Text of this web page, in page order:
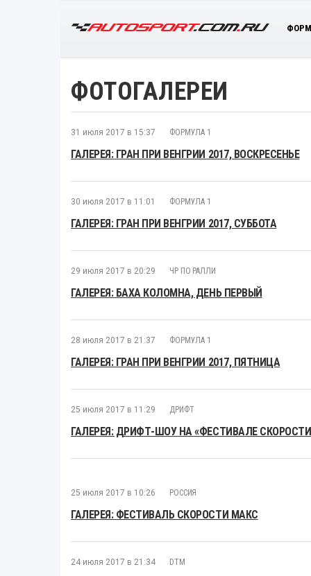
ФОТОГАЛЕРЕИ
31 июля 2017 в 15:37 ФОРМУЛА 1
ГАЛЕРЕЯ: ГРАН ПРИ ВЕНГРИИ 2017, ВОСКРЕСЕНЬЕ
30 июля 2017 в 11:01 ФОРМУЛА 1
ГАЛЕРЕЯ: ГРАН ПРИ ВЕНГРИИ 2017, СУББОТА
29 июля 2017 в 20:29 ЧР ПО РАЛЛИ
ГАЛЕРЕЯ: БАХА КОЛОМНА, ДЕНЬ ПЕРВЫЙ
28 июля 2017 в 21:37 ФОРМУЛА 1
ГАЛЕРЕЯ: ГРАН ПРИ ВЕНГРИИ 2017, ПЯТНИЦА
25 июля 2017 в 11:29 ДРИФТ
ГАЛЕРЕЯ: ДРИФТ-ШОУ НА «ФЕСТИВАЛЕ
25 июля 2017 в 10:26 РОССИЯ
ГАЛЕРЕЯ: ФЕСТИВАЛЬ СКОРОСТИ МАКС
24 июля 2017 в 21:34 DTM